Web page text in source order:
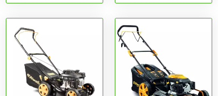
cm3
sövényvágó 25,4 cm3